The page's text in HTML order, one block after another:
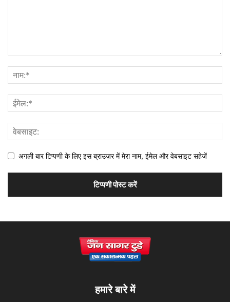
अगली बार टिप्पणी के लिए इस ब्राउज़र में मेरा नाम, ईमेल और वेबसाइट सहेजें
हमारे बारे में